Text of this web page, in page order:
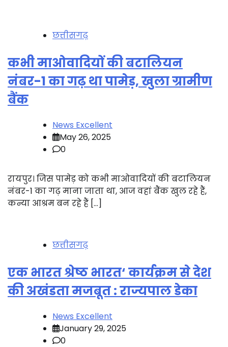
छत्तीसगढ़
कभी माओवादियों की बटालियन
नंबर-1 का गढ़ था पामेड़, खुला ग्रामीण
बैंक
News Excellent
May 26, 2025
0
रायपुर। जिस पामेड़ को कभी माओवादियों की बटालियन
नंबर-1 का गढ़ माना जाता था, आज वहां बैंक खुल रहे हैं,
कन्या आश्रम बन रहे हैं […]
छत्तीसगढ़
एक भारत श्रेष्ठ भारत‘ कार्यक्रम से देश
की अखंडता मजबूत : राज्यपाल डेका
News Excellent
January 29, 2025
0